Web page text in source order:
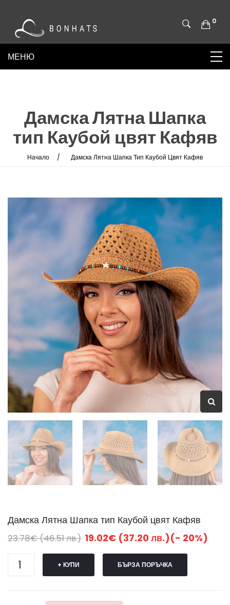
0
Дамска Лятна Шапка
тип Каубой цвят Кафяв
Начало Дамска Лятна Шапка Тип Каубой Цвят Кафяв
Дамска Лятна Шапка тип Каубой цвят Кафяв
23.78€ (46.51 лв.) 19.02€ (37.20 лв.)(- 20%)
+ КУПИ БЪРЗА ПОРЪЧКА